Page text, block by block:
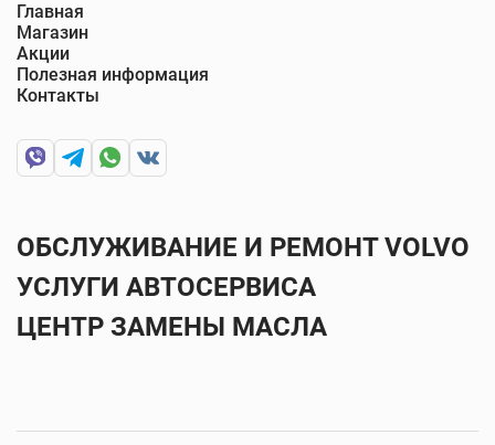
Главная
Магазин
Акции
Полезная информация
Контакты
ОБСЛУЖИВАНИЕ И РЕМОНТ VOLVO
УСЛУГИ АВТОСЕРВИСА
ЦЕНТР ЗАМЕНЫ МАСЛА